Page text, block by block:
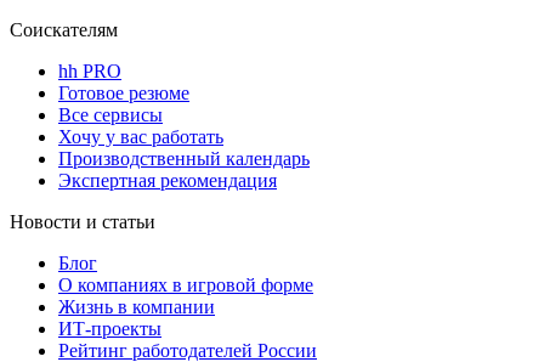
Соискателям
hh PRO
Готовое резюме
Все сервисы
Хочу у вас работать
Производственный календарь
Экспертная рекомендация
Новости и статьи
Блог
О компаниях в игровой форме
Жизнь в компании
ИТ-проекты
Рейтинг работодателей России